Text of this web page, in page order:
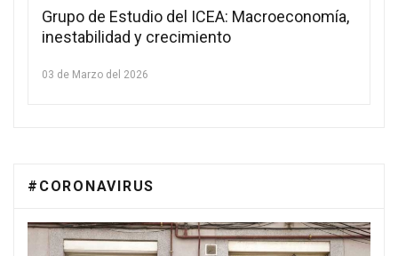
Grupo de Estudio del ICEA: Macroeconomía,
inestabilidad y crecimiento
03 de Marzo del 2026
#CORONAVIRUS